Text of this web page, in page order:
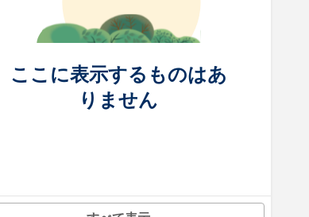
ここに表示するものはあ
りません